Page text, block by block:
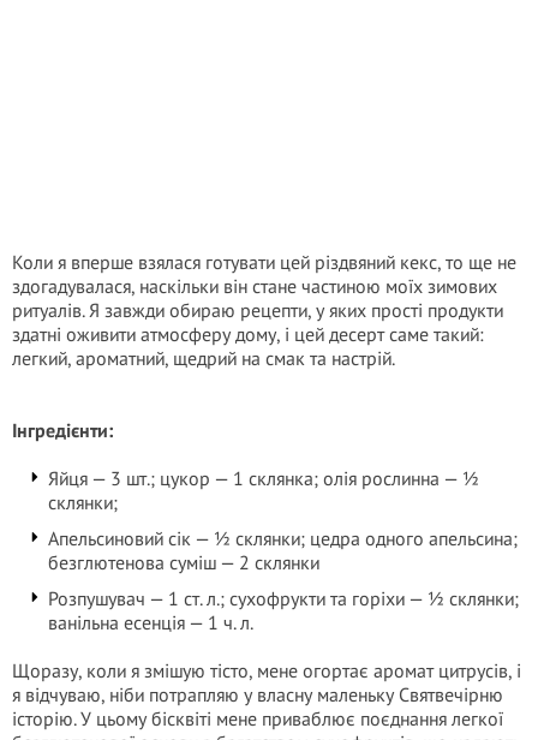
Коли я вперше взялася готувати цей різдвяний кекс, то ще не
здогадувалася, наскільки він стане частиною моїх зимових
ритуалів. Я завжди обираю рецепти, у яких прості продукти
здатні оживити атмосферу дому, і цей десерт саме такий:
легкий, ароматний, щедрий на смак та настрій.
Інгредієнти:
Яйця — 3 шт.; цукор — 1 склянка; олія рослинна — ½
склянки;
Апельсиновий сік — ½ склянки; цедра одного апельсина;
безглютенова суміш — 2 склянки
Розпушувач — 1 ст. л.; сухофрукти та горіхи — ½ склянки;
ванільна есенція — 1 ч. л.
Щоразу, коли я змішую тісто, мене огортає аромат цитрусів, і
я відчуваю, ніби потрапляю у власну маленьку Святвечірню
історію. У цьому бісквіті мене приваблює поєднання легкої